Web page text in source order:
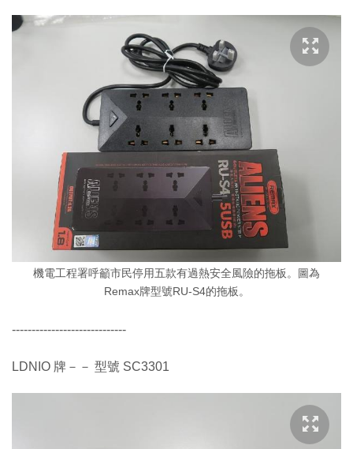
機電工程署呼籲市民停用五款有過熱安全風險的拖板。圖為
Remax牌型號RU-S4的拖板。
-----------------------------
LDNIO 牌－－ 型號 SC3301